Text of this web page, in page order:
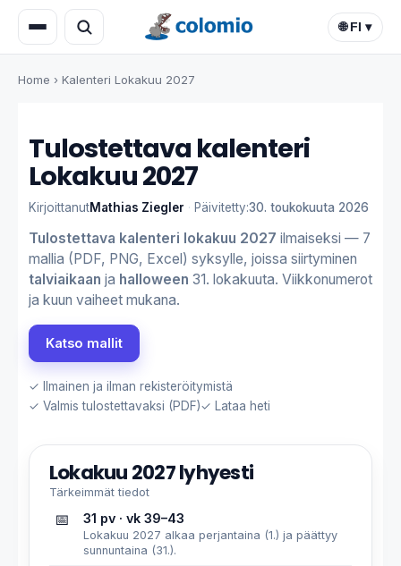
🌐 FI ▾
Home › Kalenteri Lokakuu 2027
Tulostettava kalenteri
Lokakuu 2027
KirjoittanutMathias Ziegler · Päivitetty:30. toukokuuta 2026
Tulostettava kalenteri lokakuu 2027 ilmaiseksi — 7
mallia (PDF, PNG, Excel) syksylle, joissa siirtyminen
talviaikaan ja halloween 31. lokakuuta. Viikkonumerot
ja kuun vaiheet mukana.
Katso mallit
✓ Ilmainen ja ilman rekisteröitymistä
✓ Valmis tulostettavaksi (PDF)✓ Lataa heti
Lokakuu 2027 lyhyesti
Tärkeimmät tiedot
📅 31 pv · vk 39–43
Lokakuu 2027 alkaa perjantaina (1.) ja päättyy
sunnuntaina (31.).